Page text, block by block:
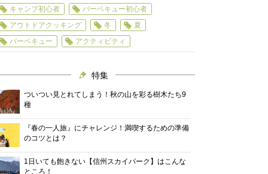
キャンプ初心者
バーベキュー初心者
アウトドアクッキング
冬
夏
バーベキュー
アクティビティ
特集
ついつい見とれてしまう！秋の山を彩る樹木たち9
種
『春の一人旅』にチャレンジ！満喫するための準備
のコツとは？
1日いても飽きない【信州スカイパーク】はこんな
ところ！